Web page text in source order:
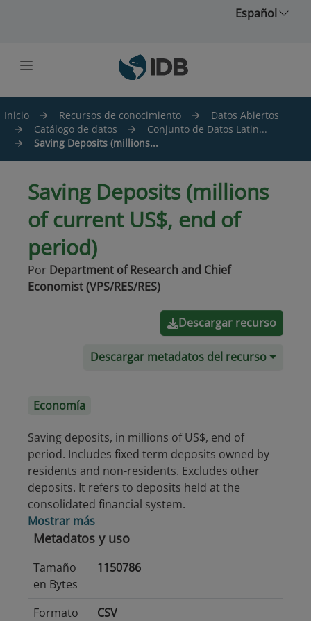
Español
Inicio Recursos de conocimiento
Datos Abiertos
Catálogo de datos
Conjunto de Datos Latin...
Saving Deposits (millions...
Saving Deposits (millions
of current US$, end of
period)
Por Department of Research and Chief
Economist (VPS/RES/RES)
Descargar recurso
Descargar metadatos del recurso
Economía
Saving deposits, in millions of US$, end of
period. Includes fixed term deposits owned by
residents and non-residents. Excludes other
deposits. It refers to deposits held at the
consolidated financial system.
Mostrar más
Metadatos y uso
Tamaño
en Bytes
1150786
Formato
CSV